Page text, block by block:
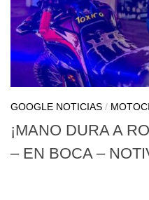
GOOGLE NOTICIAS /
¡MANO DURA A
– EN BOCA –